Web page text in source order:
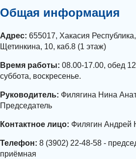
Общая информация
Адрес: 655017, Хакасия
Щетинкина, 10, каб.8 (1 этаж)
Время работы: 08.00-17.00, обед
суббота, воскресенье.
Руководитель: Филягина Нина
Председатель
Контактное лицо: Филягин Андрей
Телефон: 8 (3902) 22-48-58 -
приёмная